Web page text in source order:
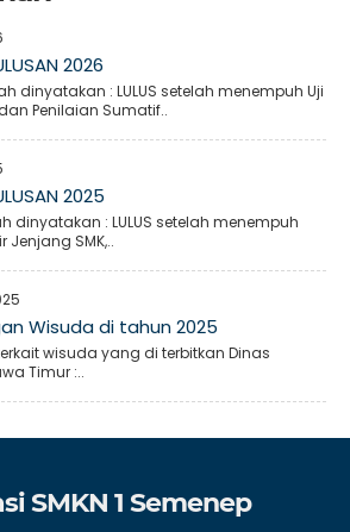
2026
dinyatakan : LULUS setelah menempuh Uji
Penilaian Sumatif..
2025
dinyatakan : LULUS setelah menempuh
Jenjang SMK,..
Wisuda di tahun 2025
wisuda yang di terbitkan Dinas
Timur :..
SMKN 1 Semenep